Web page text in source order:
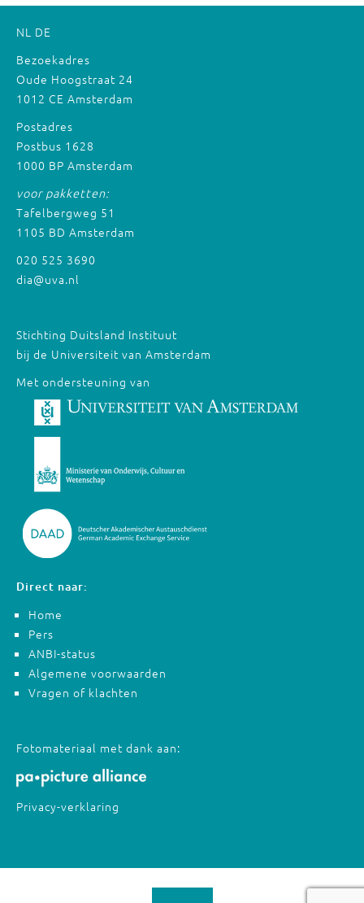
NL DE
Bezoekadres
Oude Hoogstraat 24
1012 CE Amsterdam
Postadres
Postbus 1628
1000 BP Amsterdam
voor pakketten:
Tafelbergweg 51
1105 BD Amsterdam
020 525 3690
dia@uva.nl
Stichting Duitsland Instituut
bij de Universiteit van Amsterdam
Met ondersteuning van
Direct naar:
Home
Pers
ANBI-status
Algemene voorwaarden
Vragen of klachten
Fotomateriaal met dank aan:
Privacy-verklaring